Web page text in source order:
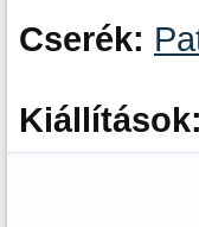
Cserék:
Kiállítások: